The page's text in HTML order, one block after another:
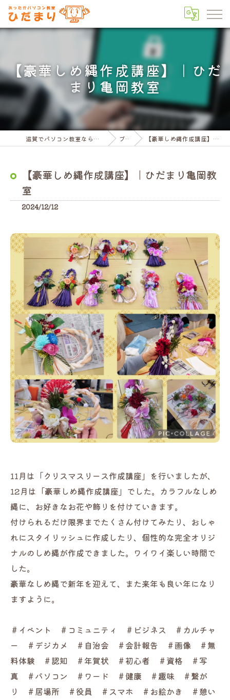
【豪華しめ縄作成講座】｜ひだ
まり亀岡教室
滋賀でパソコン教室ならパソコン教室ひだまり ブログ 【豪華しめ縄作成講座】｜ひだまり亀岡教室
【豪華しめ縄作成講座】｜ひだまり亀岡教
室
2024/12/12
11月は「クリスマスリース作成講座」を行いましたが、
12月は「豪華しめ縄作成講座」でした。カラフルなしめ
縄に、お好きなお花や飾りを付けていきます。
付けられるだけ限界までたくさん付けてみたり、おしゃ
れにスタイリッシュに作成したり、個性的な完全オリジ
ナルのしめ縄が作成できました。ワイワイ楽しい時間で
した。
豪華なしめ縄で新年を迎えて、また来年も良い年になり
ますように。
＃イベント ＃コミュニティ ＃ビジネス ＃カルチャ
ー ＃デジカメ ＃自治会 ＃会計報告 ＃画像 ＃無
料体験 ＃認知 ＃年賀状 ＃初心者 ＃資格 ＃写
真 ＃パソコン ＃ワード ＃健康 ＃趣味 ＃繋が
り ＃居場所 ＃役員 ＃スマホ ＃お絵かき ＃憩い